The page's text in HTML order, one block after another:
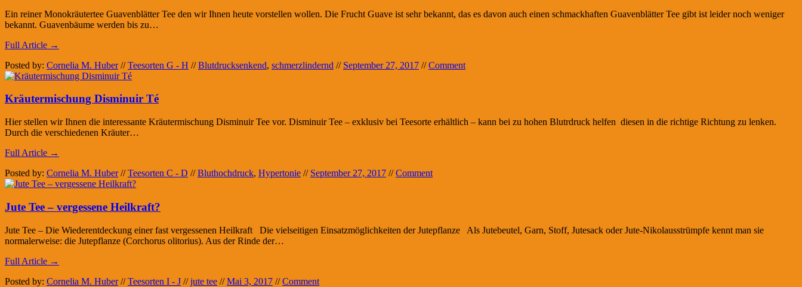
Ein reiner Monokräutertee Guavenblätter Tee den wir Ihnen heute vorstellen wollen. Die Frucht Guave ist sehr bekannt, das es davon auch einen schmackhaften Guavenblätter Tee gibt ist leider noch weniger
bekannt. Guavenbäume werden bis zu…
Full Article →
Posted by: Cornelia M. Huber // Teesorten G - H // Blutdrucksenkend, schmerzlindernd // September 27, 2017 //Comment
Kräutermischung Disminuir Té
Hier stellen wir Ihnen die interessante Kräutermischung Disminuir Tee vor. Disminuir Tee – exklusiv bei Teesorte erhältlich – kann bei zu hohen Blutrdruck helfen diesen in die richtige Richtung zu lenken.
Durch die verschiedenen Kräuter…
Full Article →
Posted by: Cornelia M. Huber // Teesorten C - D // Bluthochdruck, Hypertonie // September 27, 2017 //Comment
Jute Tee – vergessene Heilkraft?
Jute Tee – Die Wiederentdeckung einer fast vergessenen Heilkraft Die vielseitigen Einsatzmöglichkeiten der Jutepflanze Als Jutebeutel, Garn, Stoff, Jutesack oder Jute-Nikolausstrümpfe kennt man sie
normalerweise: die Jutepflanze (Corchorus olitorius). Aus der Rinde der…
Full Article →
Posted by: Cornelia M. Huber // Teesorten I - J // jute tee // Mai 3, 2017 //Comment